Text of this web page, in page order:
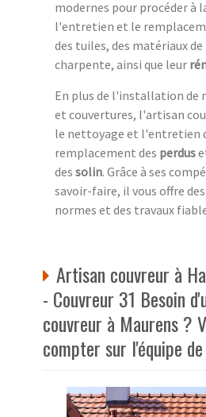
modernes pour procéder à
l'entretien et le
des tuiles, des matériaux
charpente, ainsi que leur
En plus de l'installation de
et couvertures, l'artisan
le nettoyage et l'entretien
remplacement des perdus
des solin. Grâce à ses
savoir-faire, il vous offre
normes et des travaux
Artisan couvreur à
- Couvreur 31 Besoin
couvreur à Maurens ?
compter sur l'équipe